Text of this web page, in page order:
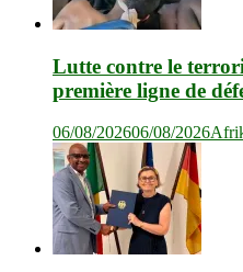
Lutte contre le
première ligne de
06/08/202606/08/2026